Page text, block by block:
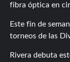
fibra óptica en
Este fin de
torneos de las
Rivera debuta